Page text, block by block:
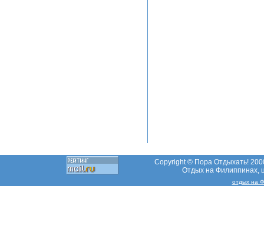
Copyright © Пора Отдыхать!
Отдых на Филиппинах,
отдых на